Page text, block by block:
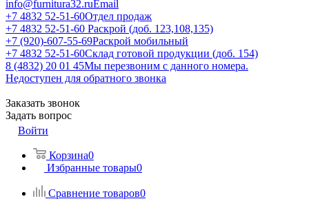
info@furnitura32.ruEmail
+7 4832 52-51-60Отдел продаж
+7 4832 52-51-60 Раскрой (доб. 123,108,135)
+7 (920)-607-55-69Раскрой мобильный
+7 4832 52-51-60Склад готовой продукции (доб. 154)
8 (4832) 20 01 45Мы перезвоним с данного номера.
Недоступен для обратного звонка
Заказать звонок
Задать вопрос
Войти
Корзина0
Избранные товары0
Сравнение товаров0